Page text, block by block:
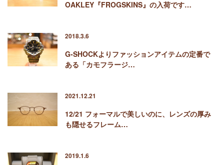
OAKLEY『FROGSKINS』の入荷です…
2018.3.6
G-SHOCKよりファッションアイテムの定番で
ある「カモフラージ…
2021.12.21
12/21 フォーマルで美しいのに、レンズの厚み
も隠せるフレーム…
2019.1.6